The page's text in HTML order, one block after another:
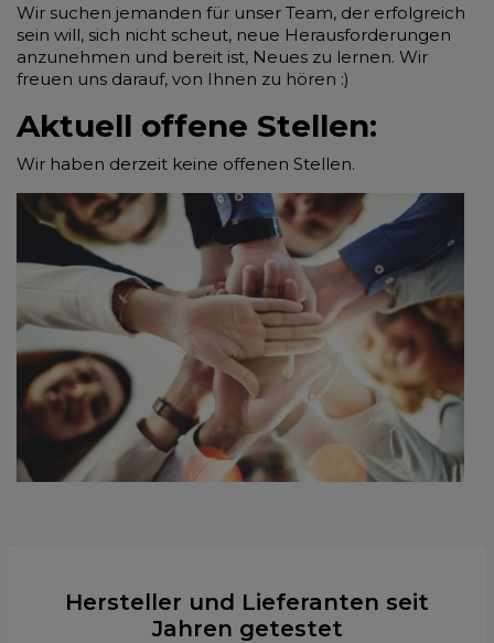
Wir suchen jemanden für unser Team, der erfolgreich
sein will, sich nicht scheut, neue Herausforderungen
anzunehmen und bereit ist, Neues zu lernen. Wir
freuen uns darauf, von Ihnen zu hören :)
Aktuell offene Stellen:
Wir haben derzeit keine offenen Stellen.
Hersteller und Lieferanten seit
Jahren getestet